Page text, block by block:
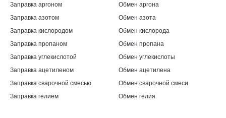
Заправка аргоном
Заправка азотом
Заправка кислородом
Заправка пропаном
Заправка углекислотой
Заправка ацетиленом
Заправка сварочной смесью
Заправка гелием
Обмен аргона
Обмен азота
Обмен кислорода
Обмен пропана
Обмен углекислоты
Обмен ацетилена
Обмен сварочной смеси
Обмен гелия